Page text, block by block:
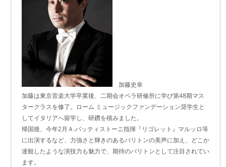
加藤史幸
加藤は東京音楽大学卒業後、二期会オペラ研修所に学び第48期マス
タークラスを修了。ローム ミュージックファンデーション奨学生と
してイタリアへ留学し、研鑽を積みました。
帰国後、今年2月Ａ.バッティストーニ指揮『リゴレット』マルッロ等
に出演するなど、力強さと輝きのあるバリトンの美声に加え、どこか
達観したような演技力も魅力で、期待のバリトンとして注目されてい
ます。